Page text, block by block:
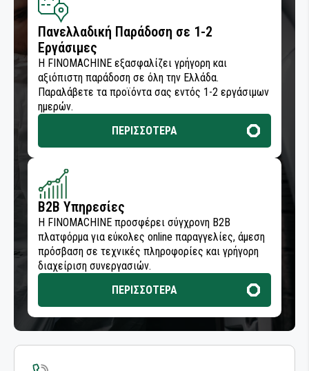
Πανελλαδική Παράδοση σε 1-2
Εργάσιμες
Η FINOMACHINE εξασφαλίζει γρήγορη και
αξιόπιστη παράδοση σε όλη την Ελλάδα.
Παραλάβετε τα προϊόντα σας εντός 1-2 εργάσιμων
ημερών.
ΠΕΡΙΣΣΟΤΕΡΑ
B2B Υπηρεσίες
Η FINOMACHINE προσφέρει σύγχρονη B2B
πλατφόρμα για εύκολες online παραγγελίες, άμεση
πρόσβαση σε τεχνικές πληροφορίες και γρήγορη
διαχείριση συνεργασιών.
ΠΕΡΙΣΣΟΤΕΡΑ